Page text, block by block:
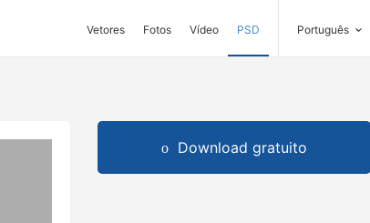
Vetores Fotos Vídeo PSD Português
Download gratuito